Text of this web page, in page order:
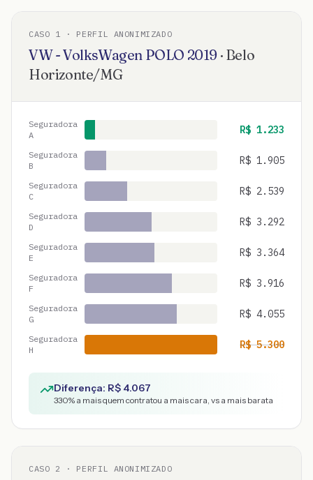
CASO 1 · PERFIL ANONIMIZADO
VW - VolksWagen POLO 2019 · Belo
Horizonte/MG
Seguradora
A
R$ 1.233
Seguradora
B
R$ 1.905
Seguradora
C
R$ 2.539
Seguradora
D
R$ 3.292
Seguradora
E
R$ 3.364
Seguradora
F
R$ 3.916
Seguradora
G
R$ 4.055
Seguradora
H
R$5.300
Diferença: R$ 4.067
330% a mais quem contratou a mais cara, vs a mais barata
CASO 2 · PERFIL ANONIMIZADO